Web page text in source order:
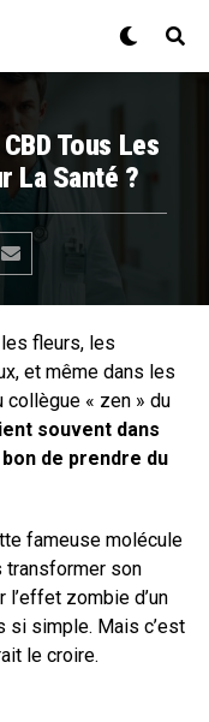
Tous Les
La Santé ?
fleurs, les
et même dans les
collègue « zen » du
souvent dans
de prendre du
fameuse molécule
transformer son
zombie d’un
si simple. Mais c’est
le croire.